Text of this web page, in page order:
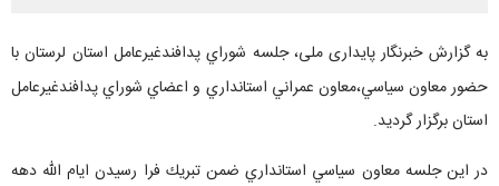
به گزارش خبرنگار پایداری ملی، جلسه شوراي پدافندغيرعامل استان لرستان با
حضور معاون سياسي،معاون عمراني استانداري و اعضاي شوراي پدافندغيرعامل
استان برگزار گرديد.
در اين جلسه معاون سياسي استانداري ضمن تبريك فرا رسيدن ايام الله دهه